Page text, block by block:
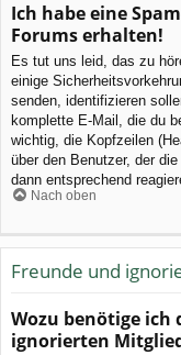
Ich habe eine
Forums erhalten!
Es tut uns leid, das zu
einige
senden, identifizieren
komplette E-Mail, die du
wichtig, die Kopfzeilen
über den Benutzer, der
dann entsprechend
Nach oben
Freunde und
Wozu benötige ich
ignorierten